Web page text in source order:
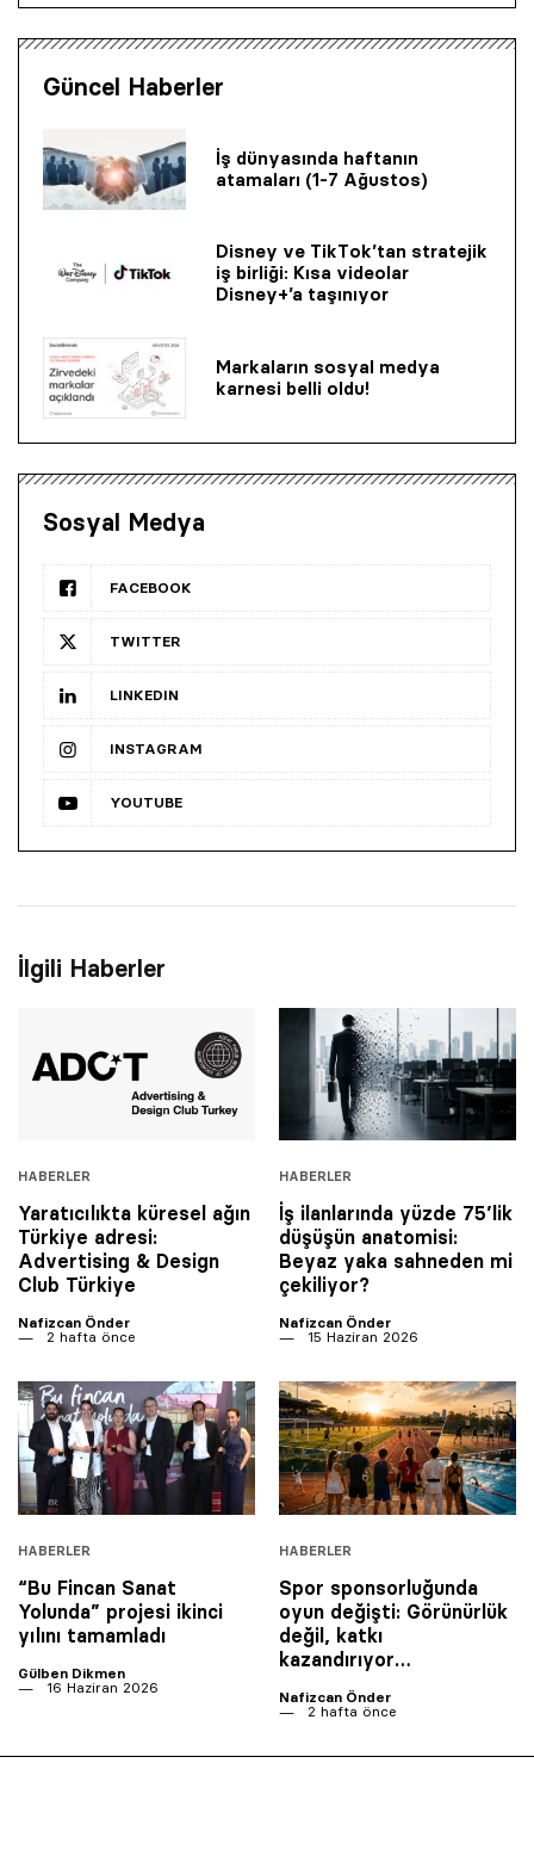
Güncel Haberler
İş dünyasında haftanın
atamaları (1-7 Ağustos)
Disney ve TikTok’tan stratejik
iş birliği: Kısa videolar
Disney+’a taşınıyor
Markaların sosyal medya
karnesi belli oldu!
Sosyal Medya
FACEBOOK
TWITTER
LINKEDIN
INSTAGRAM
YOUTUBE
İlgili Haberler
HABERLER
Yaratıcılıkta küresel ağın
Türkiye adresi:
Advertising & Design
Club Türkiye
Nafizcan Önder
2 hafta önce
HABERLER
İş ilanlarında yüzde 75’lik
düşüşün anatomisi:
Beyaz yaka sahneden mi
çekiliyor?
Nafizcan Önder
15 Haziran 2026
HABERLER
“Bu Fincan Sanat
Yolunda” projesi ikinci
yılını tamamladı
Gülben Dikmen
16 Haziran 2026
HABERLER
Spor sponsorluğunda
oyun değişti: Görünürlük
değil, katkı
kazandırıyor…
Nafizcan Önder
2 hafta önce